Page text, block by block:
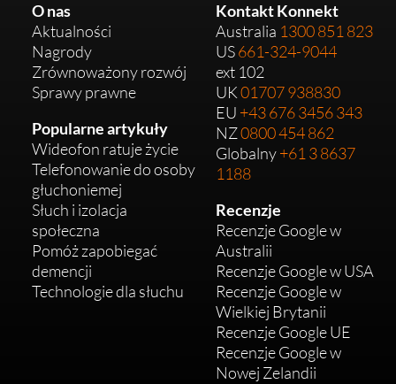
O nas
Aktualności
Nagrody
Zrównoważony rozwój
Sprawy prawne
Popularne artykuły
Wideofon ratuje życie
Telefonowanie do osoby
głuchoniemej
Słuch i izolacja
społeczna
Pomóż zapobiegać
demencji
Technologie dla słuchu
Kontakt Konnekt
Australia 1300 851 823
US661-324-9044
ext 102
UK01707 938830
EU +43 676 3456 343
NZ0800 454 862
Globalny+61 3 8637
1188
Recenzje
Recenzje Google w
Australii
Recenzje Google w USA
Recenzje Google w
Wielkiej Brytanii
Recenzje Google UE
Recenzje Google w
Nowej Zelandii